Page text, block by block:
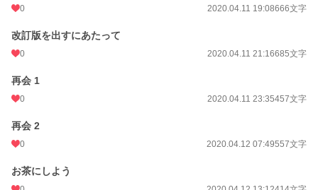
0 2020.04.11 19:08666文字
改訂版を出すにあたって
0 2020.04.11 21:16685文字
再会 1
0 2020.04.11 23:35457文字
再会 2
0 2020.04.12 07:49557文字
お茶にしよう